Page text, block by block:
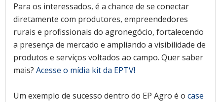
Para os interessados, é a chance de se conectar
diretamente com produtores, empreendedores
rurais e profissionais do agronegócio, fortalecendo
a presença de mercado e ampliando a visibilidade de
produtos e serviços voltados ao campo. Quer saber
mais? Acesse o mídia kit da EPTV!
Um exemplo de sucesso dentro do EP Agro é o case